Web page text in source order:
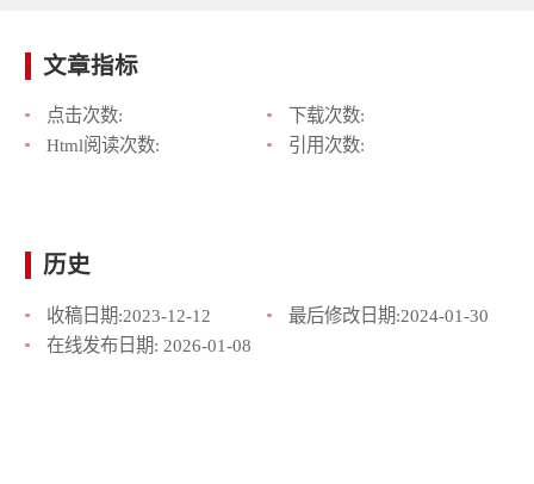
文章指标
点击次数:
下载次数:
Html阅读次数:
引用次数:
历史
收稿日期:2023-12-12 最后修改日期:2024-01-30
在线发布日期: 2026-01-08